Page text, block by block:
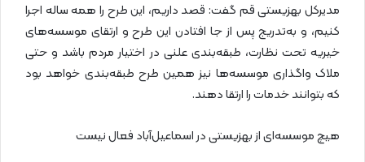
مدیرکل بهزیستی قم گفت: قصد داریم، این طرح را همه ساله اجرا
کنیم، و به‌تدریج پس از جا افتادن این طرح و ارتقای موسسه‌های
خیریه تحت نظارت، طبقه‌بندی علنی در اختیار مردم باشد و حتی
ملاک واگذاری موسسه‌ها نیز همین طرح طبقه‌بندی خواهد بود
که بتوانند خدمات را ارتقا دهند.
هیچ موسسه‌ای از بهزیستی در اسماعیل‌آباد فعال نیست